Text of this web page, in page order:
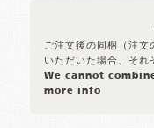
ご注文後の同梱（注文
いただいた場合、それ
We cannot
more info